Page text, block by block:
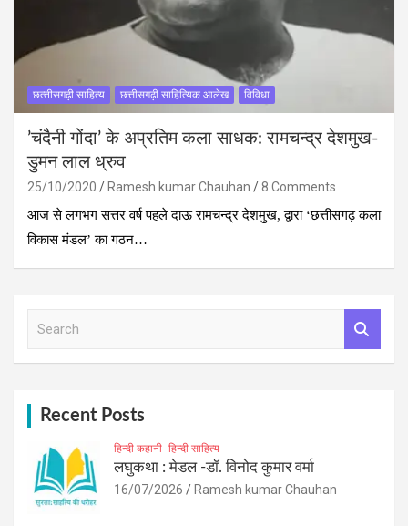
छत्‍तीसगढ़ी साहित्‍य छत्तीसगढ़ी साहित्यिक आलेख विविधा
’चंदैनी गोंदा’ के अप्रतिम कला साधक: रामचन्द्र देशमुख-
डुमन लाल ध्रुव
25/10/2020 Ramesh kumar Chauhan
8 Comments
आज से लगभग सत्तर वर्ष पहले दाऊ रामचन्द्र देशमुख, द्वारा ‘छत्तीसगढ़ कला
विकास मंडल’ का गठन…
Recent Posts
हिन्दी कहानी हिन्दी साहित्य
लघुकथा : मेडल -डॉ. विनोद कुमार वर्मा
16/07/2026 Ramesh kumar Chauhan